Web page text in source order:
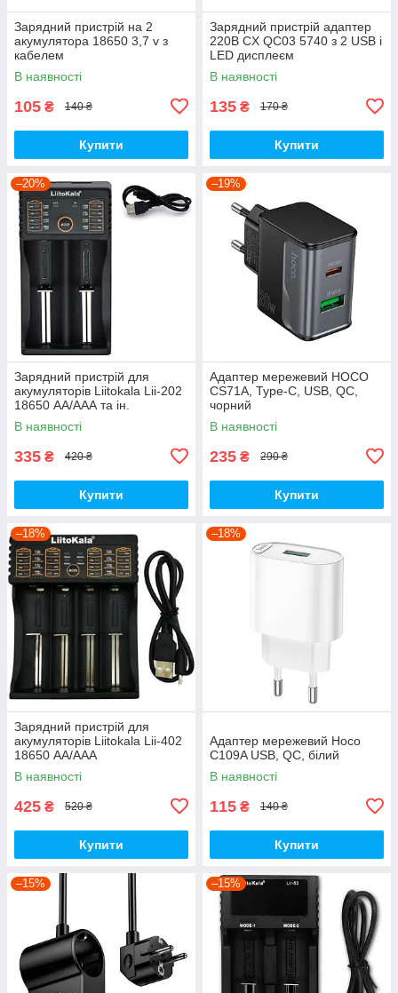
Зарядний пристрій на 2
акумулятора 18650 3,7 v з
кабелем
В наявності
105 ₴ 140 ₴
Купити
Зарядний пристрій адаптер
220В CX QC03 5740 з 2 USB і
LED дисплеєм
В наявності
135 ₴ 170 ₴
Купити
–20%
Зарядний пристрій для
акумуляторів Liitokala Lii-202
18650 АА/ААА та ін.
В наявності
335 ₴ 420 ₴
Купити
–19%
Адаптер мережевий HOCO
CS71A, Type-C, USB, QC,
чорний
В наявності
235 ₴ 290 ₴
Купити
–18%
Зарядний пристрій для
акумуляторів Liitokala Lii-402
18650 АА/ААА
В наявності
425 ₴ 520 ₴
Купити
–18%
Адаптер мережевий Hoco
C109A USB, QC, білий
В наявності
115 ₴ 140 ₴
Купити
–15% –15%